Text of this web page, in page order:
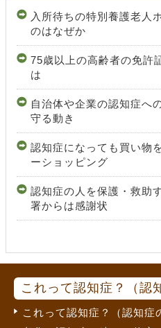
入所待ちの特別養護老人
のはなぜか
75歳以上の高齢者の免許
は
自治体や企業の認知症へ
守る動き
認知症になっても買い物
ーショッピング
認知症の人を保護・救助
署からは感謝状
これって認知症？（認
これって認知症？（認知症